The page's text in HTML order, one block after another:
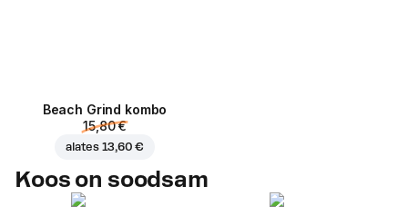
Beach Grind kombo
15,80 €
alates 13,60 €
Koos on soodsam